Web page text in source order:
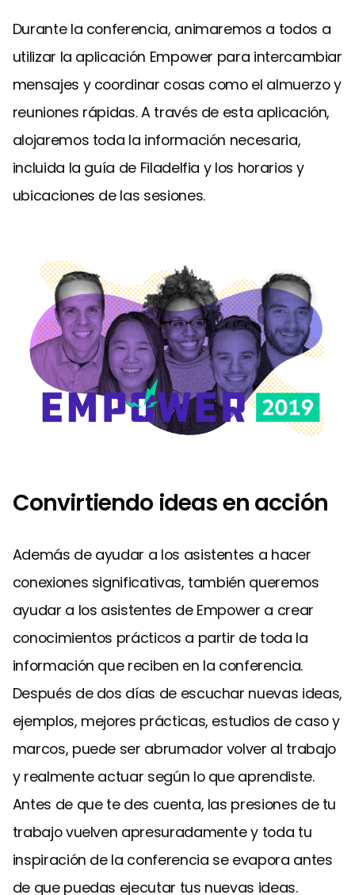
Durante la conferencia, animaremos a todos a
utilizar la aplicación Empower para intercambiar
mensajes y coordinar cosas como el almuerzo y
reuniones rápidas. A través de esta aplicación,
alojaremos toda la información necesaria,
incluida la guía de Filadelfia y los horarios y
ubicaciones de las sesiones.
Convirtiendo ideas en acción
Además de ayudar a los asistentes a hacer
conexiones significativas, también queremos
ayudar a los asistentes de Empower a crear
conocimientos prácticos a partir de toda la
información que reciben en la conferencia.
Después de dos días de escuchar nuevas ideas,
ejemplos, mejores prácticas, estudios de caso y
marcos, puede ser abrumador volver al trabajo
y realmente actuar según lo que aprendiste.
Antes de que te des cuenta, las presiones de tu
trabajo vuelven apresuradamente y toda tu
inspiración de la conferencia se evapora antes
de que puedas ejecutar tus nuevas ideas.